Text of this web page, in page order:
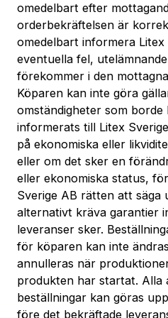
omedelbart efter
orderbekräftelsen är
omedelbart informera Litex
eventuella fel,
förekommer i den
Köparen kan inte göra
omständigheter som
informerats till Litex
på ekonomiska eller
eller om det sker en
eller ekonomiska status,
Sverige AB rätten att säga
alternativt kräva garantier
leveranser sker.
för köparen kan inte
annulleras när
produkten har startat. Alla
beställningar kan göras
före det bekräftade